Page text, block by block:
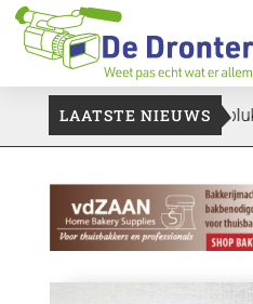
LAATSTE NIEUWS
Voedselbank zoekt plukkers